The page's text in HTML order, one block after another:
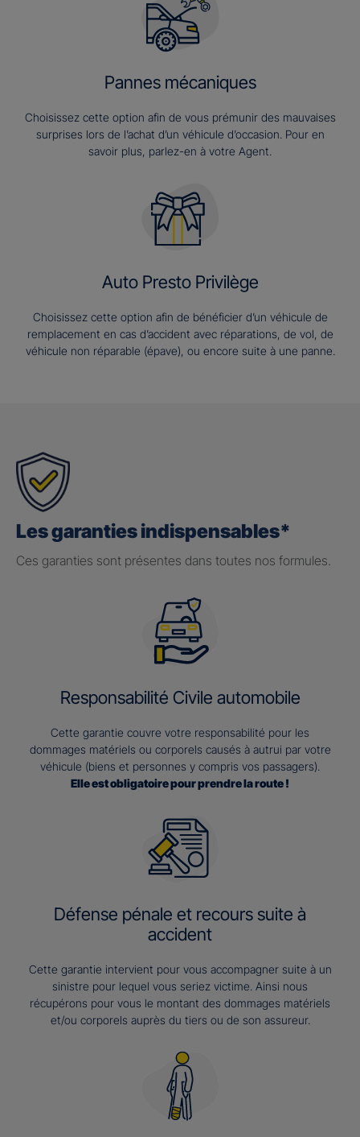
Pannes mécaniques
Choisissez cette option afin de vous prémunir des mauvaises
surprises lors de l’achat d’un véhicule d’occasion. Pour en
savoir plus, parlez-en à votre Agent.
Auto Presto Privilège
Choisissez cette option afin de bénéficier d’un véhicule de
remplacement en cas d’accident avec réparations, de vol, de
véhicule non réparable (épave), ou encore suite à une panne.
Les garanties indispensables*
Ces garanties sont présentes dans toutes nos formules.
Responsabilité Civile automobile
Cette garantie couvre votre responsabilité pour les
dommages matériels ou corporels causés à autrui par votre
véhicule (biens et personnes y compris vos passagers).
Elle est obligatoire pour prendre la route !
Défense pénale et recours suite à
accident
Cette garantie intervient pour vous accompagner suite à un
sinistre pour lequel vous seriez victime. Ainsi nous
récupérons pour vous le montant des dommages matériels
et/ou corporels auprès du tiers ou de son assureur.